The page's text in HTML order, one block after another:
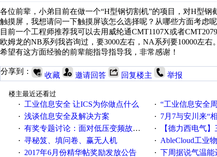
各位前辈，小弟目前在做一个“H型钢切割机”的项目，对H型
触摸屏，我想请问一下触摸屏该怎么选择呢？从哪些方面考虑
目前一个工程师推荐我可以去用威纶通CMT1107X或者
欧姆龙的NB系列我咨询过，要3000左右，NA系列要10000左右
希望有这方面经验的前辈能指导指导我，非常感谢！
分享到： 收藏 邀请回答 回复楼主 举报
楼主最近还看过
·
工业信息安全 让ICS为你做点什么 · “工业信息安全周之我见”
· 浅谈信息安全及解决方案 · 7月7与安川来“
· 有奖专题讨论：面对低压变频故障，老手是这样解决的！ · 【德力西电气】三
· 寻秘笈、填问卷、赢无人机 · AbleCloud工业物联
· 2017年6月份精华帖奖励发放公告 · 下周据说气温能